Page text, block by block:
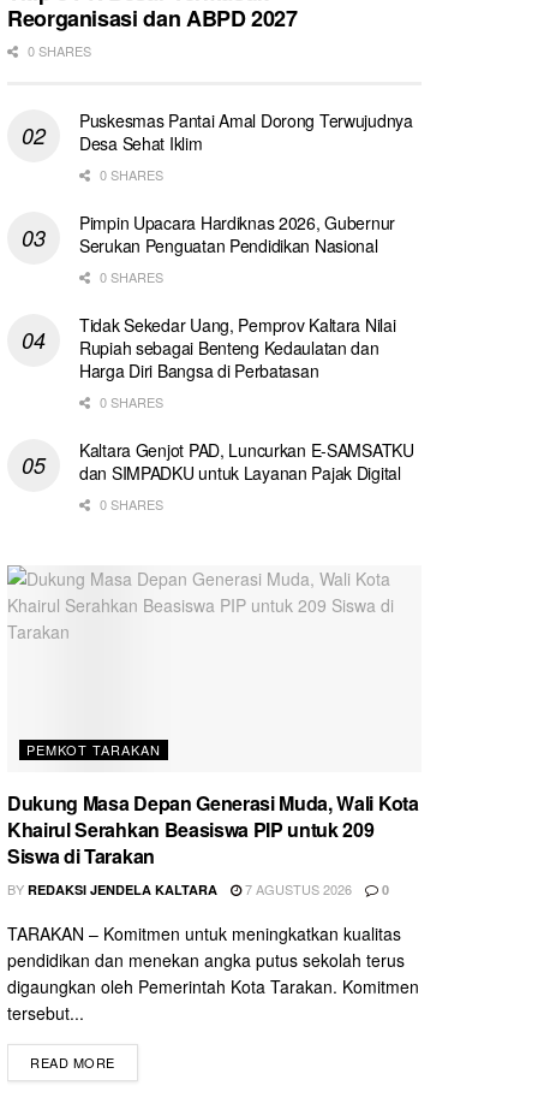
Reorganisasi dan ABPD 2027
0 SHARES
Puskesmas Pantai Amal Dorong Terwujudnya
Desa Sehat Iklim
0 SHARES
Pimpin Upacara Hardiknas 2026, Gubernur
Serukan Penguatan Pendidikan Nasional
0 SHARES
Tidak Sekedar Uang, Pemprov Kaltara Nilai
Rupiah sebagai Benteng Kedaulatan dan
Harga Diri Bangsa di Perbatasan
0 SHARES
Kaltara Genjot PAD, Luncurkan E-SAMSATKU
dan SIMPADKU untuk Layanan Pajak Digital
0 SHARES
PEMKOT TARAKAN
Dukung Masa Depan Generasi Muda, Wali Kota
Khairul Serahkan Beasiswa PIP untuk 209
Siswa di Tarakan
BY REDAKSI JENDELA KALTARA 7 AGUSTUS 2026 0
TARAKAN – Komitmen untuk meningkatkan kualitas
pendidikan dan menekan angka putus sekolah terus
digaungkan oleh Pemerintah Kota Tarakan. Komitmen
tersebut...
READ MORE